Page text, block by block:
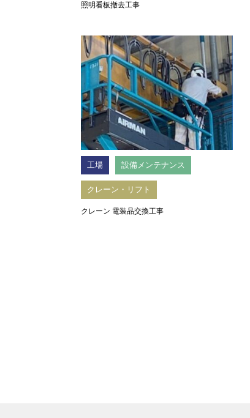
照明看板撤去工事
工場 設備メンテナンス
クレーン・リフト
クレーン 電装品交換工事